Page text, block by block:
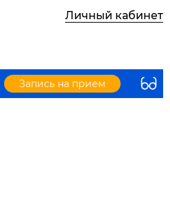
Личный кабинет
Запись на прием